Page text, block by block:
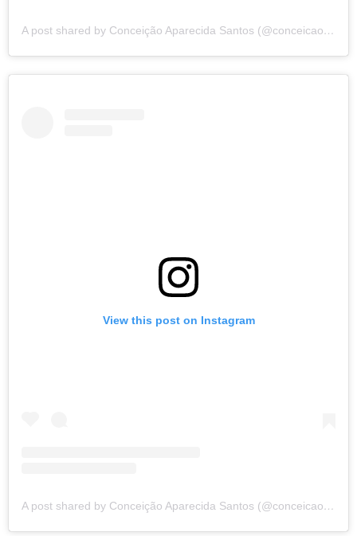
A post shared by Conceição Aparecida Santos (@conceicao.a.santos)
View this post on Instagram
A post shared by Conceição Aparecida Santos (@conceicao.a.santos)